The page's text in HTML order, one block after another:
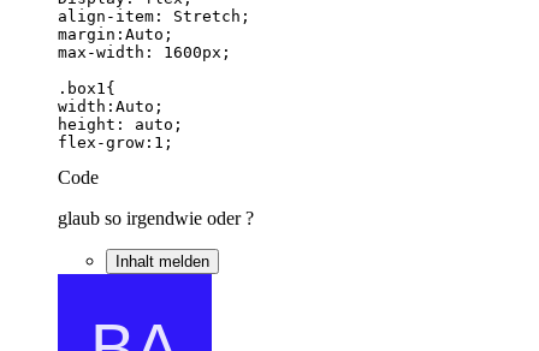
flex-grow:1;
Code
glaub so irgendwie oder ?
Inhalt melden